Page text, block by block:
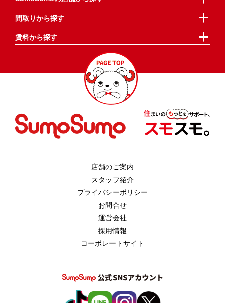
間取りから探す
賃料から探す
店舗のご案内
スタッフ紹介
プライバシーポリシー
お問合せ
運営会社
採用情報
コーポレートサイト